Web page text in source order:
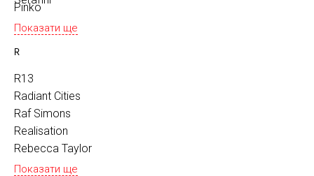
Pinko
Показати ще
R
R13
Radiant Сities
Raf Simons
Realisation
Rebecca Taylor
Показати ще